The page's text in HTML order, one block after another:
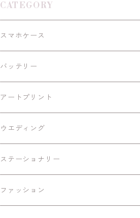
CATEGORY
スマホケース
Android
iPhoneSE/SE2
iPhone11/Pro/ProMax
iPhone12/12Pro/mini/ProMax
iPhone13/mini/Pro
バッテリー
アートプリント
額あり
A4黒縁額
B6黒縁額
額なし
A4
ウエディング
ステーショナリー
ファッション